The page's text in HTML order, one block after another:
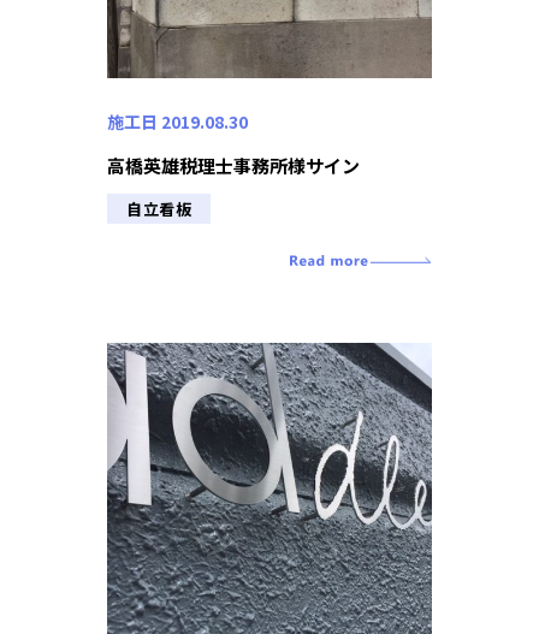
施工日 2019.08.30
高橋英雄税理士事務所様サイン
自立看板